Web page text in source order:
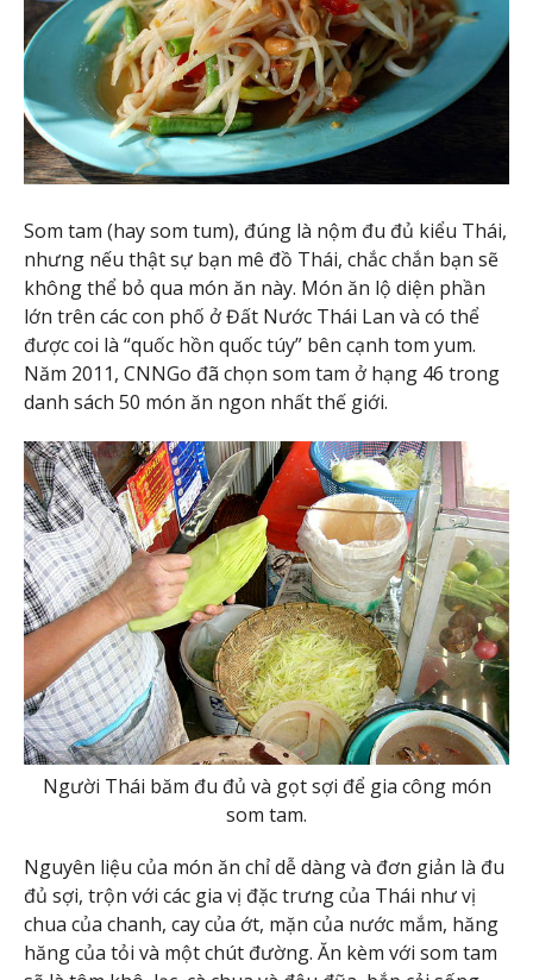
Som tam (hay som tum), đúng là nộm đu đủ kiểu Thái,
nhưng nếu thật sự bạn mê đồ Thái, chắc chắn bạn sẽ
không thể bỏ qua món ăn này. Món ăn lộ diện phần
lớn trên các con phố ở Đất Nước Thái Lan và có thể
được coi là “quốc hồn quốc túy” bên cạnh tom yum.
Năm 2011, CNNGo đã chọn som tam ở hạng 46 trong
danh sách 50 món ăn ngon nhất thế giới.
Người Thái băm đu đủ và gọt sợi để gia công món
som tam.
Nguyên liệu của món ăn chỉ dễ dàng và đơn giản là đu
đủ sợi, trộn với các gia vị đặc trưng của Thái như vị
chua của chanh, cay của ớt, mặn của nước mắm, hăng
hăng của tỏi và một chút đường. Ăn kèm với som tam